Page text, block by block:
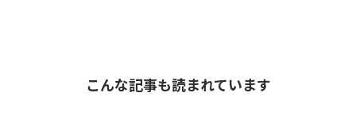
こんな記事も読まれています